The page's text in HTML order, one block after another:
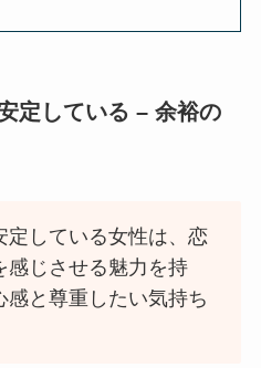
定している – 余裕の
定している女性は、恋
感じさせる魅力を持
感と尊重したい気持ち